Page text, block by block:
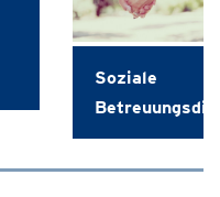
Soziale